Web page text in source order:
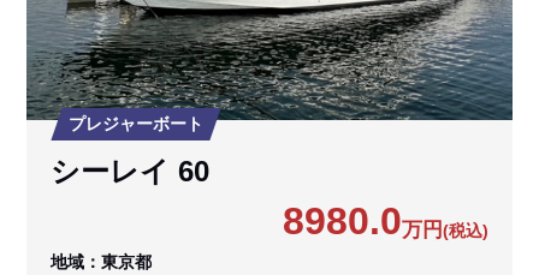
プレジャーボート
シーレイ 60
8980.0万円(税込)
地域：東京都